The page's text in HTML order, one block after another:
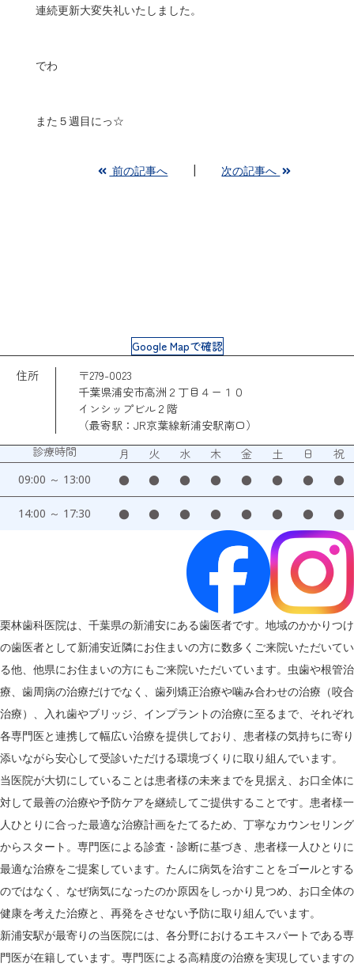
連続更新大変失礼いたしました。
でわ
また５週目にっ☆
前の記事へ 次の記事へ
Google Mapで確認
住所
〒279-0023
千葉県浦安市高洲２丁目４ー１０
インシップビル２階
（最寄駅：JR京葉線新浦安駅南口）
診療時間
月 火 水 木 金 土 日 祝
09:00 ～ 13:00 ● ● ● ● ● ● ● ●
14:00 ～ 17:30 ● ● ● ● ● ● ● ●
栗林歯科医院は、千葉県の新浦安にある歯医者です。地域のかかりつけ
の歯医者として新浦安近隣にお住まいの方に数多くご来院いただいてい
る他、他県にお住まいの方にもご来院いただいています。虫歯や根管治
療、歯周病の治療だけでなく、歯列矯正治療や噛み合わせの治療（咬合
治療）、入れ歯やブリッジ、インプラントの治療に至るまで、それぞれ
各専門医と連携して幅広い治療を提供しており、患者様の気持ちに寄り
添いながら安心して受診いただける環境づくりに取り組んでいます。
当医院が大切にしていることは患者様の未来までを見据え、お口全体に
対して最善の治療や予防ケアを継続してご提供することです。患者様一
人ひとりに合った最適な治療計画をたてるため、丁寧なカウンセリング
からスタート。専門医による診査・診断に基づき、患者様一人ひとりに
最適な治療をご提案しています。たんに病気を治すことをゴールとする
のではなく、なぜ病気になったのか原因をしっかり見つめ、お口全体の
健康を考えた治療と、再発をさせない予防に取り組んでいます。
新浦安駅が最寄りの当医院には、各分野におけるエキスパートである専
門医が在籍しています。専門医による高精度の治療を実現していますの